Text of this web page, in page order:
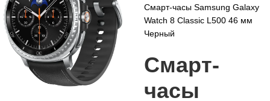
Смарт-часы Samsung Galaxy
Watch 8 Classic L500 46 мм
Черный
Смарт-
часы